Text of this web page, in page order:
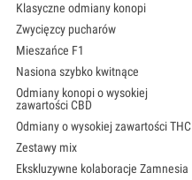
Klasyczne odmiany konopi
Zwycięzcy pucharów
Mieszańce F1
Nasiona szybko kwitnące
Odmiany konopi o wysokiej
zawartości CBD
Odmiany o wysokiej zawartości THC
Zestawy mix
Ekskluzywne kolaboracje Zamnesia